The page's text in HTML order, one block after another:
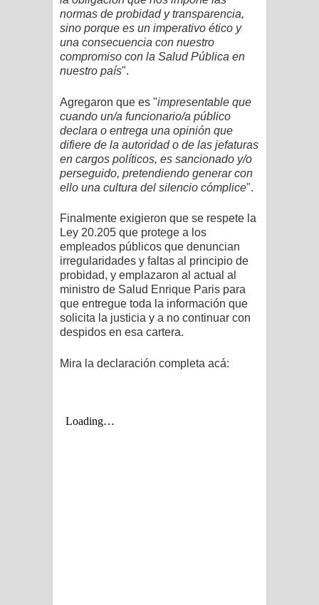
normas de probidad y transparencia,
sino porque es un imperativo ético y
una consecuencia con nuestro
compromiso con la Salud Pública en
nuestro país".
Agregaron que es "impresentable que
cuando un/a funcionario/a público
declara o entrega una opinión que
difiere de la autoridad o de las jefaturas
en cargos políticos, es sancionado y/o
perseguido, pretendiendo generar con
ello una cultura del silencio cómplice".
Finalmente exigieron que se respete la
Ley 20.205 que protege a los
empleados públicos que denuncian
irregularidades y faltas al principio de
probidad, y emplazaron al actual al
ministro de Salud Enrique Paris para
que entregue toda la información que
solicita la justicia y a no continuar con
despidos en esa cartera.
Mira la declaración completa acá: